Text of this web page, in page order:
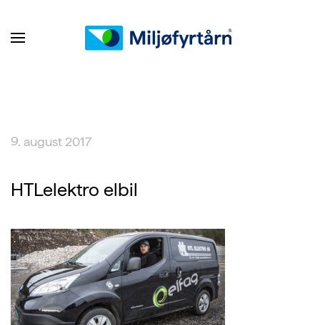
9. august 2017
HTLelektro elbil